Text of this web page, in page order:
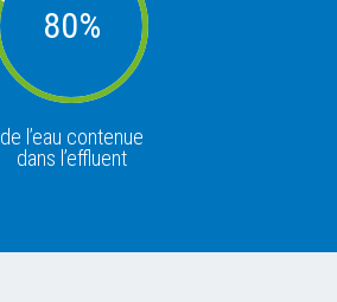
80%
de l’eau contenue
dans l’effluent